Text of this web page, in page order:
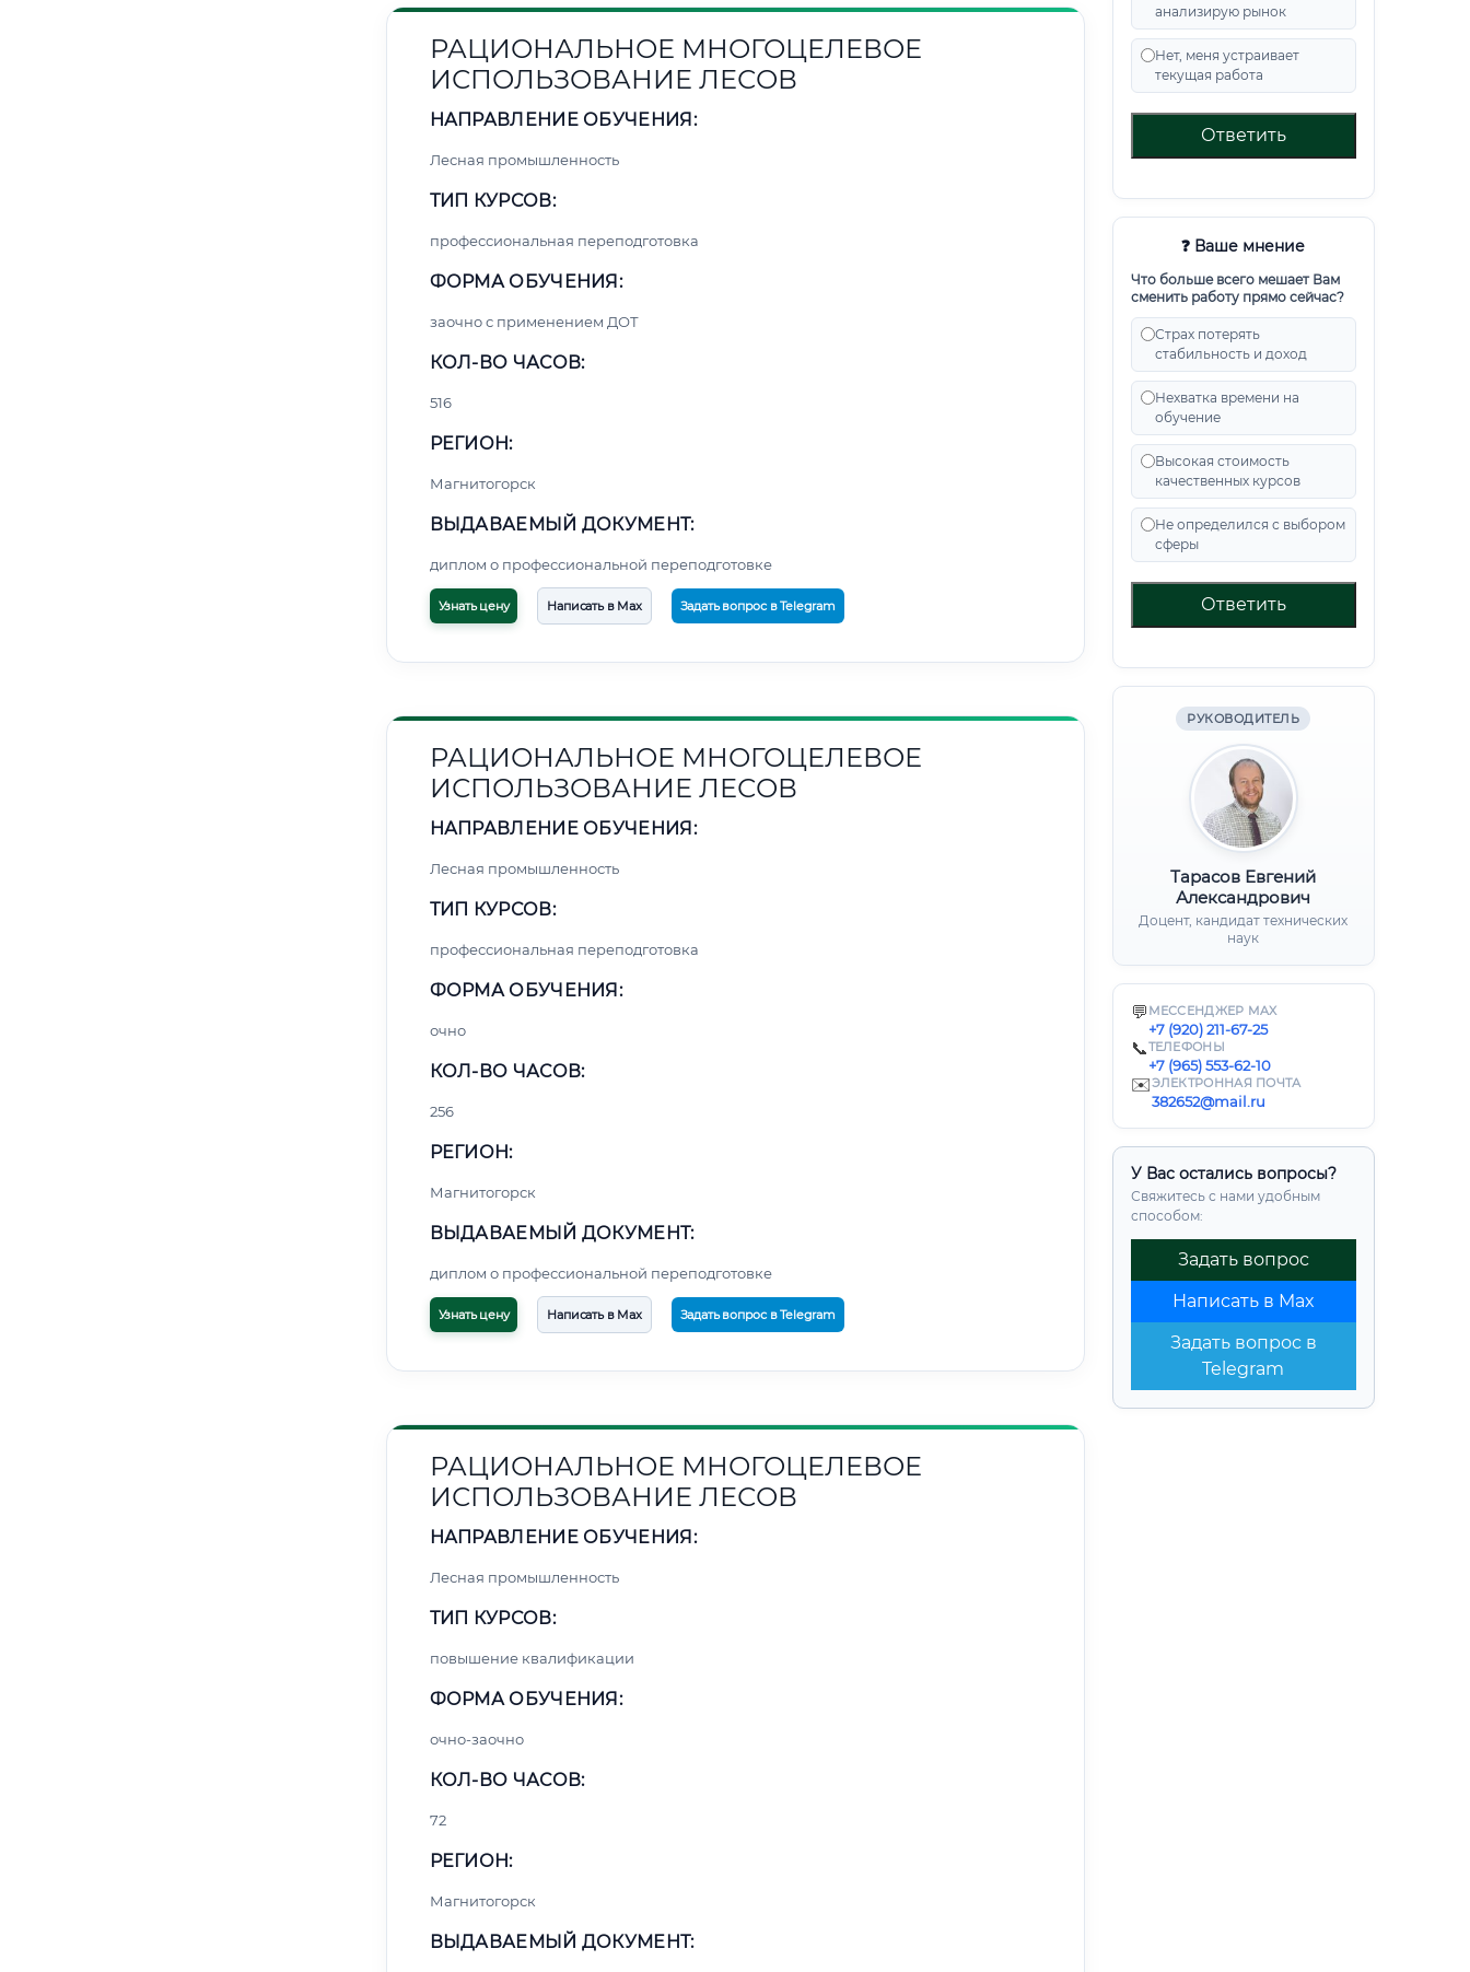
анализирую рынок
Нет, меня устраивает
текущая работа
Ответить
❓ Ваше мнение
Что больше всего мешает Вам
сменить работу прямо сейчас?
Страх потерять
стабильность и доход
Нехватка времени на
обучение
Высокая стоимость
качественных курсов
Не определился с выбором
сферы
Ответить
РУКОВОДИТЕЛЬ
Тарасов Евгений
Александрович
Доцент, кандидат технических
наук
💬 МЕССЕНДЖЕР MAX
+7 (920) 211-67-25
📞ТЕЛЕФОНЫ
+7 (965) 553-62-10
✉️ЭЛЕКТРОННАЯ ПОЧТА
382652@mail.ru
У Вас остались вопросы?
Свяжитесь с нами удобным
способом:
Задать вопрос
Написать в Max
Задать вопрос в
Telegram
РАЦИОНАЛЬНОЕ МНОГОЦЕЛЕВОЕ
ИСПОЛЬЗОВАНИЕ ЛЕСОВ
НАПРАВЛЕНИЕ ОБУЧЕНИЯ:
Лесная промышленность
ТИП КУРСОВ:
профессиональная переподготовка
ФОРМА ОБУЧЕНИЯ:
заочно с применением ДОТ
КОЛ-ВО ЧАСОВ:
516
РЕГИОН:
Магнитогорск
ВЫДАВАЕМЫЙ ДОКУМЕНТ:
диплом о профессиональной переподготовке
Узнать цену Написать в Max Задать вопрос в Telegram
РАЦИОНАЛЬНОЕ МНОГОЦЕЛЕВОЕ
ИСПОЛЬЗОВАНИЕ ЛЕСОВ
НАПРАВЛЕНИЕ ОБУЧЕНИЯ:
Лесная промышленность
ТИП КУРСОВ:
профессиональная переподготовка
ФОРМА ОБУЧЕНИЯ:
очно
КОЛ-ВО ЧАСОВ:
256
РЕГИОН:
Магнитогорск
ВЫДАВАЕМЫЙ ДОКУМЕНТ:
диплом о профессиональной переподготовке
Узнать цену Написать в Max Задать вопрос в Telegram
РАЦИОНАЛЬНОЕ МНОГОЦЕЛЕВОЕ
ИСПОЛЬЗОВАНИЕ ЛЕСОВ
НАПРАВЛЕНИЕ ОБУЧЕНИЯ:
Лесная промышленность
ТИП КУРСОВ:
повышение квалификации
ФОРМА ОБУЧЕНИЯ:
очно-заочно
КОЛ-ВО ЧАСОВ:
72
РЕГИОН:
Магнитогорск
ВЫДАВАЕМЫЙ ДОКУМЕНТ: